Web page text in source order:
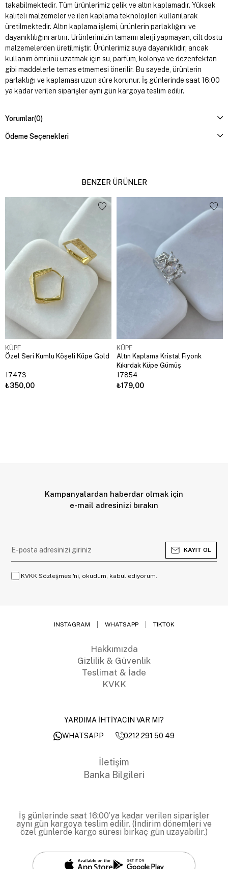
takabilmektedir. Tüm ürünlerimiz çelik ve altın kaplamadır. Yüksek
kaliteli malzemeler ve ileri kaplama teknolojileri kullanılarak
üretilmektedir. Altın kaplama işlemi, ürünlerin parlaklığını ve
dayanıklılığını artırır. Ürünlerimizin tamamı alerji yapmayan, cilt dostu
malzemelerden üretilmiştir. Ürünlerimiz suya dayanıklıdır; ancak
kullanım ömrünü uzatmak için su, parfüm, kolonya ve dezenfektan
gibi maddelerle temas etmemesi önerilir. Bu sayede, ürünlerin
parlaklığı ve kaplaması uzun süre korunur. İş günlerinde saat 16:00
ya kadar verilen siparişler aynı gün kargoya teslim edilir.
Yorumlar(0)
Ödeme Seçenekleri
BENZER ÜRÜNLER
KÜPE
Özel Seri Kumlu Köşeli Küpe Gold
17473
₺350,00
KÜPE
Altın Kaplama Kristal Fiyonk
Kıkırdak Küpe Gümüş
17854
₺179,00
Kampanyalardan haberdar olmak için
e-mail adresinizi bırakın
KAYIT OL
KVKK Sözleşmesi'ni, okudum, kabul ediyorum.
INSTAGRAM WHATSAPP TIKTOK
Hakkımızda
Gizlilik & Güvenlik
Teslimat & İade
KVKK
YARDIMA İHTİYACIN VAR MI?
WHATSAPP
0212 291 50 49
İletişim
Banka Bilgileri
İş günlerinde saat 16:00’ya kadar verilen siparişler
aynı gün kargoya teslim edilir. (İndirim dönemleri ve
özel günlerde kargo süresi birkaç gün uzayabilir.)